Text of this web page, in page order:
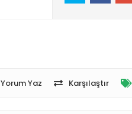
Yorum Yaz Karşılaştır